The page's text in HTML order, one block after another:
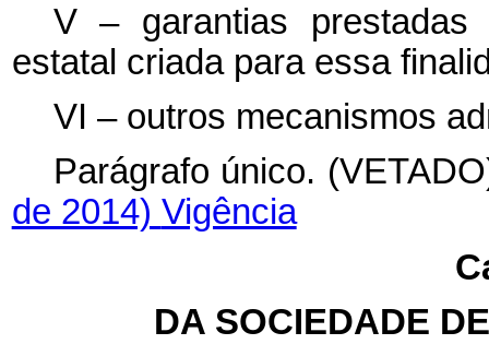
V – garantias prestadas
estatal criada para essa
VI – outros mecanismos
Parágrafo único.
de 2014) Vigência
DA SOCIEDADE